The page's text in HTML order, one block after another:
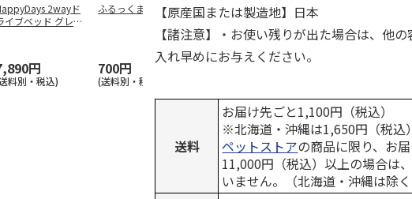
2wayド
イブベッド グレ
円
料別・税込)
ふるっくま みかん
700円
(送料別・税込)
デオトイレ 飛び散
らない消臭・抗菌サ
ンド 4L
1,320円
獣医師開発 ニオイ
をとる砂専用 猫ト
イレ ナチュラルグ
1,550円
【原産国または製造地】日本
【諸注意】・お使い残りが出た場合は、他
入れ早めにお与えください。
送料
お届け先ごと1,100円（税込）
※北海道・沖縄は1,650円（税込）
ペットストアの商品に限り、お
11,000円（税込）以上の場合は
いません。（北海道・沖縄は除く